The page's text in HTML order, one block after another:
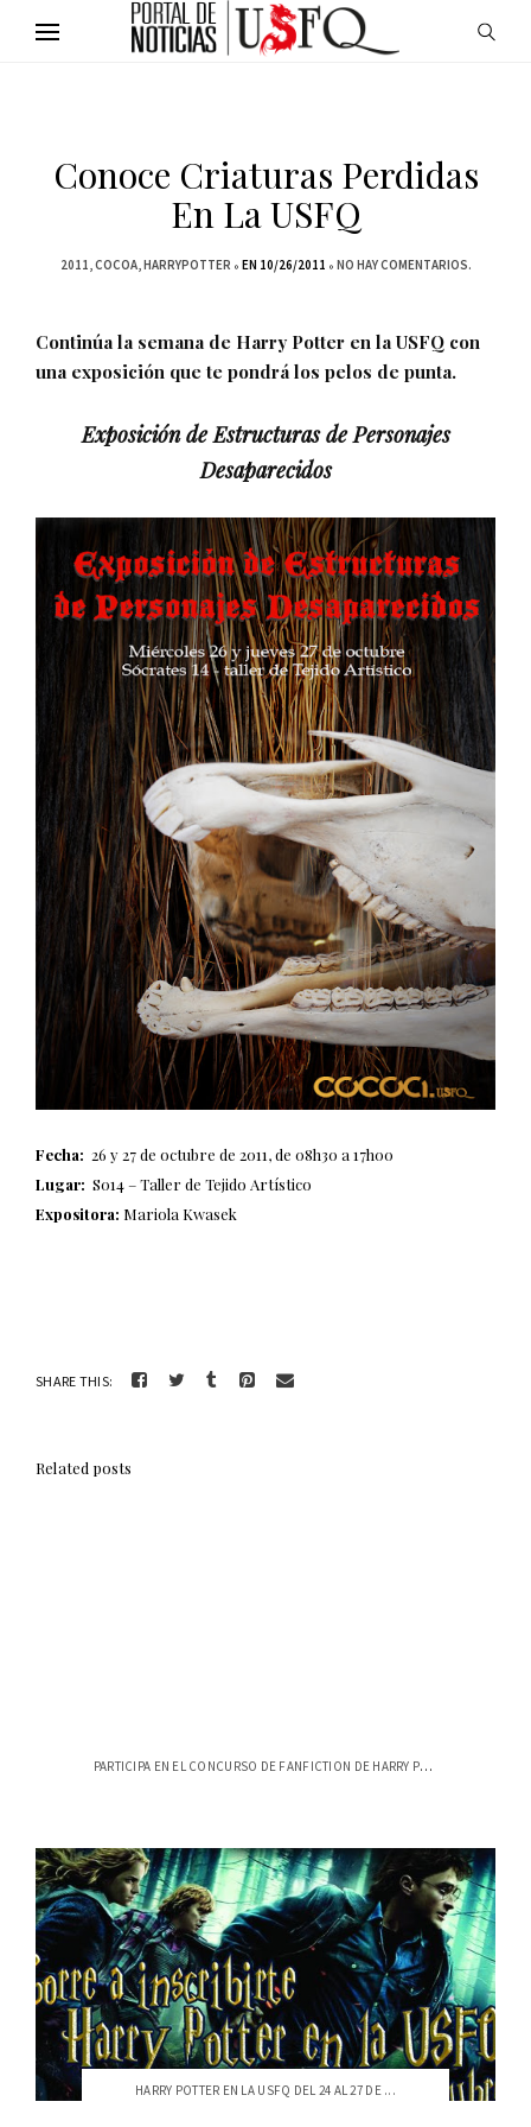
Conoce Criaturas Perdidas
En La USFQ
2011 COCOA HARRYPOTTER EN 10/26/2011 NO HAY COMENTARIOS.
Continúa la semana de Harry Potter en la USFQ con
una exposición que te pondrá los pelos de punta.
Exposición de Estructuras de Personajes
Desaparecidos
Fecha: 26 y 27 de octubre de 2011, de 08h30 a 17h00
Lugar: S014 – Taller de Tejido Artístico
Expositora: Mariola Kwasek
SHARE THIS:
Related posts
PARTICIPA EN EL CONCURSO DE FANFICTION DE HARRY POTTER
HARRY POTTER EN LA USFQ DEL 24 AL 27 DE ...